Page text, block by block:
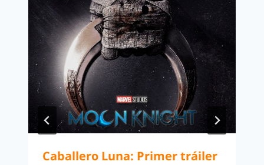
Caballero Luna: Primer tráiler